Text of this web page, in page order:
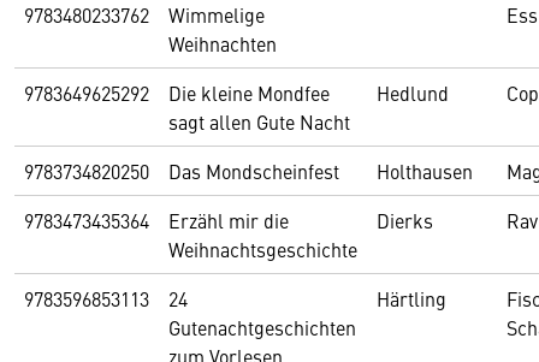
9783480233762
Wimmelige
Weihnachten
9783649625292
Die kleine Mondfee
sagt allen Gute Nacht
Hedlund
9783734820250 Das Mondscheinfest Holthausen
9783473435364
Erzähl mir die
Weihnachtsgeschichte
Dierks
9783596853113
24
Gutenachtgeschichten
zum Vorlesen
Härtling